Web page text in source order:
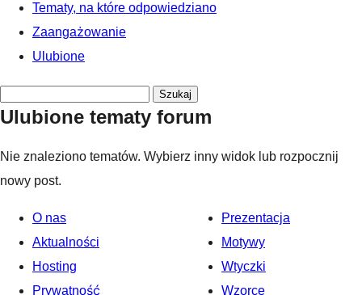
Tematy, na które odpowiedziano
Zaangażowanie
Ulubione
tematy:
Ulubione tematy forum
Nie znaleziono tematów. Wybierz inny widok lub rozpocznij
nowy post.
O nas
Aktualności
Hosting
Prywatność
Prezentacja
Motywy
Wtyczki
Wzorce